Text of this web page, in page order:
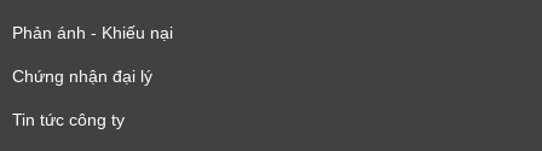
Phản ánh - Khiếu nại
Chứng nhận đại lý
Tin tức công ty